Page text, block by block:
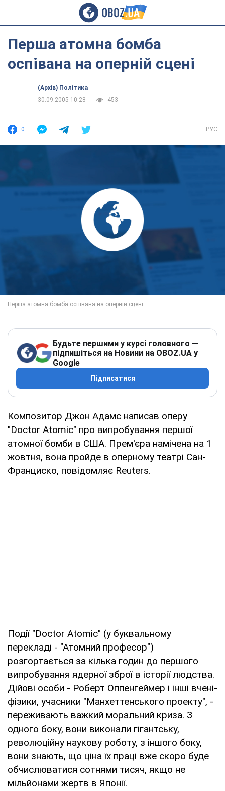
Перша атомна бомба
оспівана на оперній сцені
(Архів) Політика
30.09.2005 10:28
453
0 РУС
Будьте першими у курсі головного —
підпишіться на Новини на OBOZ.UA у
Google
Підписатися
Композитор Джон Адамс написав оперу
"Doctor Atomic" про випробування першої
атомної бомби в США. Прем'єра намічена на 1
жовтня, вона пройде в оперному театрі Сан-
Франциско, повідомляє Reuters.
Події "Doctor Atomic" (у буквальному
перекладі - "Атомний професор")
розгортається за кілька годин до першого
випробування ядерної зброї в історії людства.
Дійові особи - Роберт Оппенгеймер і інші вчені-
фізики, учасники "Манхеттенського проекту", -
переживають важкий моральний криза. З
одного боку, вони виконали гігантську,
революційну наукову роботу, з іншого боку,
вони знають, що ціна їх праці вже скоро буде
обчислюватися сотнями тисяч, якщо не
мільйонами жертв в Японії.